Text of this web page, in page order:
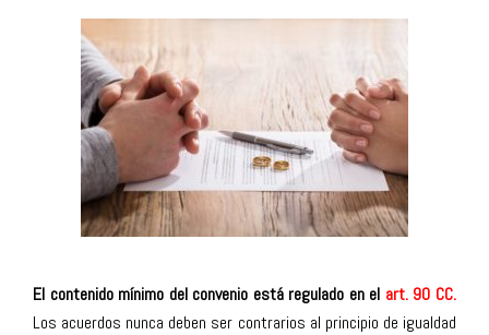
El contenido mínimo del convenio está regulado en el art. 90 CC.
Los acuerdos nunca deben ser contrarios al principio de igualdad